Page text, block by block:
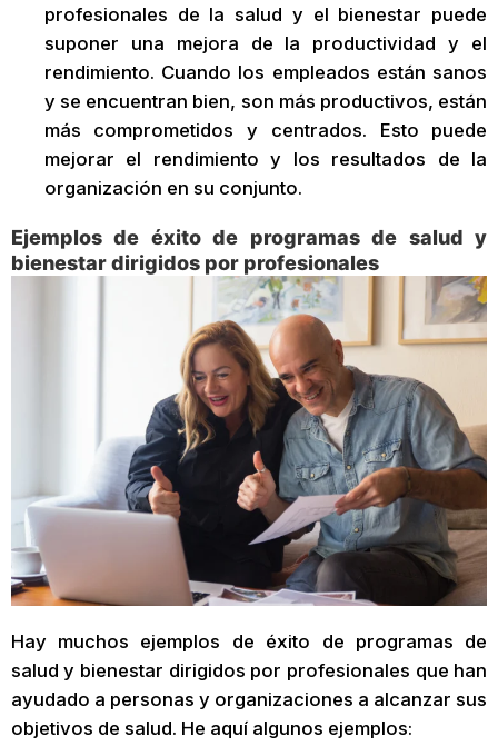
profesionales de la salud y el bienestar puede
suponer una mejora de la productividad y el
rendimiento. Cuando los empleados están sanos
y se encuentran bien, son más productivos, están
más comprometidos y centrados. Esto puede
mejorar el rendimiento y los resultados de la
organización en su conjunto.
Ejemplos de éxito de programas de salud y
bienestar dirigidos por profesionales
Hay muchos ejemplos de éxito de programas de
salud y bienestar dirigidos por profesionales que han
ayudado a personas y organizaciones a alcanzar sus
objetivos de salud. He aquí algunos ejemplos: